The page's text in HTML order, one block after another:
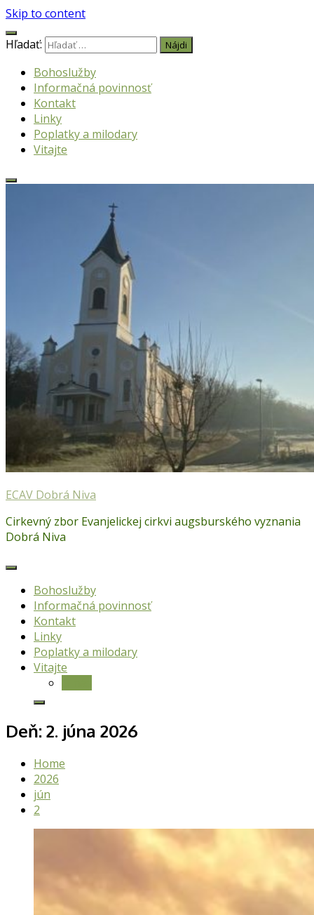
Skip to content
Hľadať:
Bohoslužby
Informačná povinnosť
Kontakt
Linky
Poplatky a milodary
Vitajte
ECAV Dobrá Niva
Cirkevný zbor Evanjelickej cirkvi augsburského vyznania
Dobrá Niva
Bohoslužby
Informačná povinnosť
Kontakt
Linky
Poplatky a milodary
Vitajte
Deň: 2. júna 2026
Home
2026
jún
2